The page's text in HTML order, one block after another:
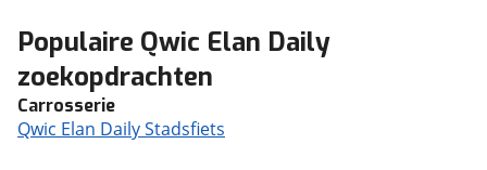
Populaire Qwic Elan Daily
zoekopdrachten
Carrosserie
Qwic Elan Daily Stadsfiets